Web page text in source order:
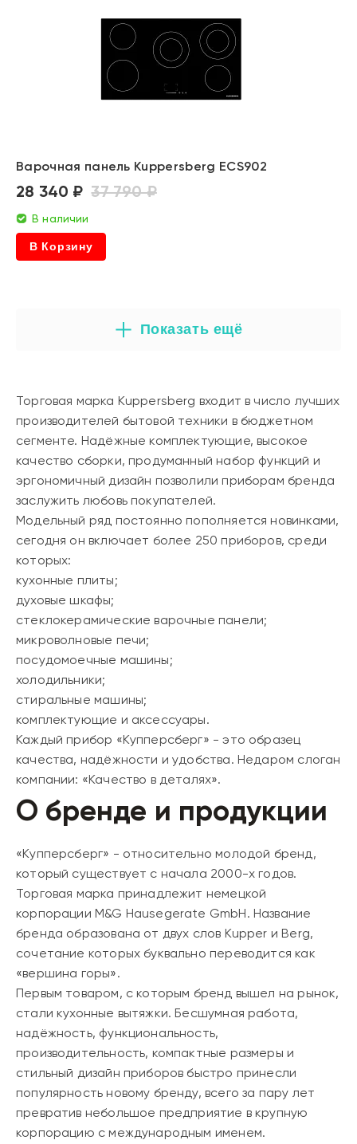
Варочная панель Kuppersberg ECS902
28 340 ₽ 37 790 ₽
В наличии
В Корзину
Показать ещё
Торговая марка Kuppersberg входит в число лучших
производителей бытовой техники в бюджетном
сегменте. Надёжные комплектующие, высокое
качество сборки, продуманный набор функций и
эргономичный дизайн позволили приборам бренда
заслужить любовь покупателей.
Модельный ряд постоянно пополняется новинками,
сегодня он включает более 250 приборов, среди
которых:
кухонные плиты;
духовые шкафы;
стеклокерамические варочные панели;
микроволновые печи;
посудомоечные машины;
холодильники;
стиральные машины;
комплектующие и аксессуары.
Каждый прибор «Купперсберг» - это образец
качества, надёжности и удобства. Недаром слоган
компании: «Качество в деталях».
О бренде и продукции
«Купперсберг» - относительно молодой бренд,
который существует с начала 2000-х годов.
Торговая марка принадлежит немецкой
корпорации M&G Hausegerate GmbH. Название
бренда образована от двух слов Kupper и Berg,
сочетание которых буквально переводится как
«вершина горы».
Первым товаром, с которым бренд вышел на рынок,
стали кухонные вытяжки. Бесшумная работа,
надёжность, функциональность,
производительность, компактные размеры и
стильный дизайн приборов быстро принесли
популярность новому бренду, всего за пару лет
превратив небольшое предприятие в крупную
корпорацию с международным именем.